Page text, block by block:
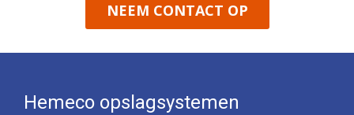
NEEM CONTACT OP
Hemeco opslagsystemen